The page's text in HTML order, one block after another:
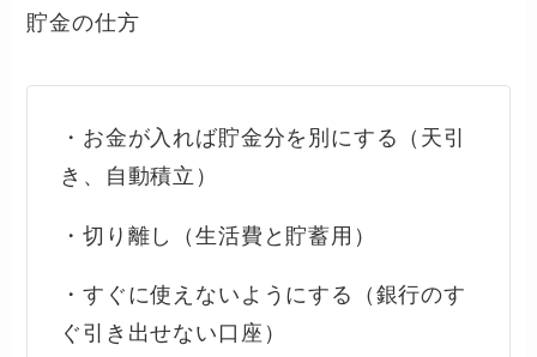
貯金の仕方
・お金が入れば貯金分を別にする（天引
き、自動積立）
・切り離し（生活費と貯蓄用）
・すぐに使えないようにする（銀行のす
ぐ引き出せない口座）